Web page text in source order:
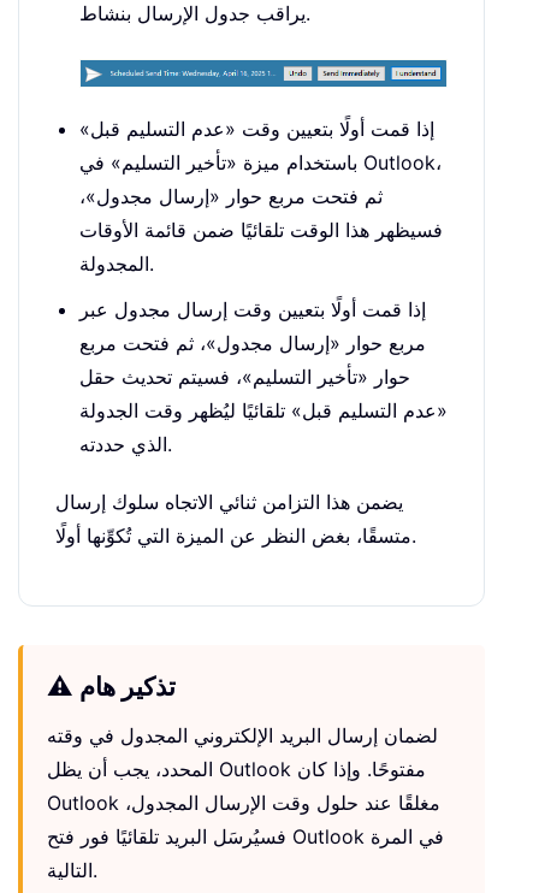
يراقب جدول الإرسال بنشاط.
إذا قمت أولًا بتعيين وقت «عدم التسليم قبل»
باستخدام ميزة «تأخير التسليم» في Outlook،
ثم فتحت مربع حوار «إرسال مجدول»،
فسيظهر هذا الوقت تلقائيًا ضمن قائمة الأوقات
المجدولة.
إذا قمت أولًا بتعيين وقت إرسال مجدول عبر
مربع حوار «إرسال مجدول»، ثم فتحت مربع
حوار «تأخير التسليم»، فسيتم تحديث حقل
«عدم التسليم قبل» تلقائيًا ليُظهر وقت الجدولة
الذي حددته.
يضمن هذا التزامن ثنائي الاتجاه سلوك إرسال
متسقًا، بغض النظر عن الميزة التي تُكوِّنها أولًا.
⚠️ تذكير هام
لضمان إرسال البريد الإلكتروني المجدول في وقته
المحدد، يجب أن يظل Outlook مفتوحًا. وإذا كان
Outlook مغلقًا عند حلول وقت الإرسال المجدول،
فسيُرسَل البريد تلقائيًا فور فتح Outlook في المرة
التالية.